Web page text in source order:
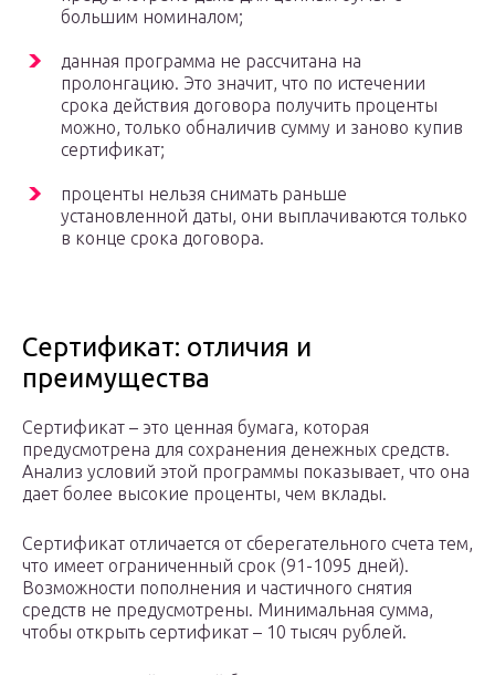
большим номиналом;
данная программа не рассчитана на
пролонгацию. Это значит, что по истечении
срока действия договора получить проценты
можно, только обналичив сумму и заново купив
сертификат;
проценты нельзя снимать раньше
установленной даты, они выплачиваются только
в конце срока договора.
Сертификат: отличия и
преимущества
Сертификат – это ценная бумага, которая
предусмотрена для сохранения денежных средств.
Анализ условий этой программы показывает, что она
дает более высокие проценты, чем вклады.
Сертификат отличается от сберегательного счета тем,
что имеет ограниченный срок (91-1095 дней).
Возможности пополнения и частичного снятия
средств не предусмотрены. Минимальная сумма,
чтобы открыть сертификат – 10 тысяч рублей.